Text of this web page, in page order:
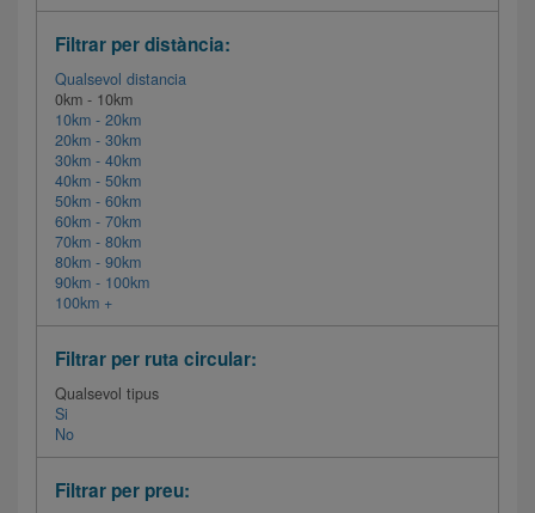
Filtrar per distància:
Qualsevol distancia
0km - 10km
10km - 20km
20km - 30km
30km - 40km
40km - 50km
50km - 60km
60km - 70km
70km - 80km
80km - 90km
90km - 100km
100km +
Filtrar per ruta circular:
Qualsevol tipus
Si
No
Filtrar per preu: